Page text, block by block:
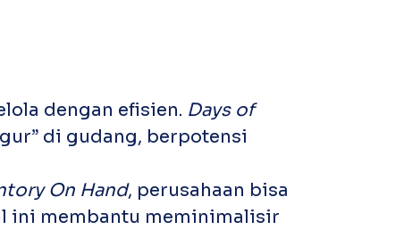
dengan efisien. Days of
di gudang, berpotensi
On Hand, perusahaan bisa
ini membantu meminimalisir